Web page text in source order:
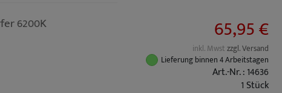
6200K 65,95 €
inkl. Mwstzzgl. Versand
Lieferung binnen 4 Arbeitstagen
Art.-Nr. : 14636
1 Stück